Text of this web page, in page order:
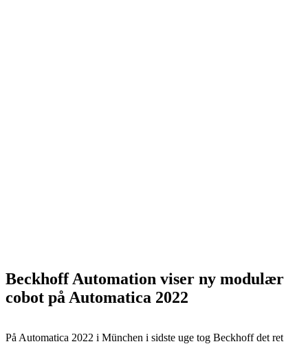
Beckhoff Automation viser ny modulær
cobot på Automatica 2022
På Automatica 2022 i München i sidste uge tog Beckhoff det ret